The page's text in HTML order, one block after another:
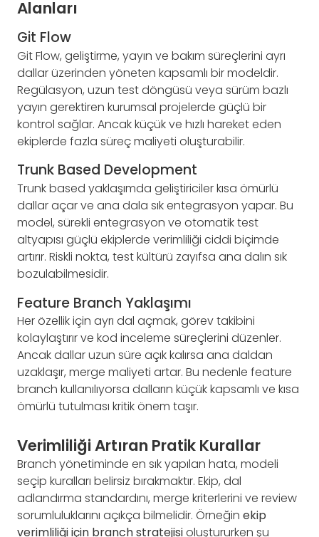
Alanları
Git Flow
Git Flow, geliştirme, yayın ve bakım süreçlerini ayrı
dallar üzerinden yöneten kapsamlı bir modeldir.
Regülasyon, uzun test döngüsü veya sürüm bazlı
yayın gerektiren kurumsal projelerde güçlü bir
kontrol sağlar. Ancak küçük ve hızlı hareket eden
ekiplerde fazla süreç maliyeti oluşturabilir.
Trunk Based Development
Trunk based yaklaşımda geliştiriciler kısa ömürlü
dallar açar ve ana dala sık entegrasyon yapar. Bu
model, sürekli entegrasyon ve otomatik test
altyapısı güçlü ekiplerde verimliliği ciddi biçimde
artırır. Riskli nokta, test kültürü zayıfsa ana dalın sık
bozulabilmesidir.
Feature Branch Yaklaşımı
Her özellik için ayrı dal açmak, görev takibini
kolaylaştırır ve kod inceleme süreçlerini düzenler.
Ancak dallar uzun süre açık kalırsa ana daldan
uzaklaşır, merge maliyeti artar. Bu nedenle feature
branch kullanılıyorsa dalların küçük kapsamlı ve kısa
ömürlü tutulması kritik önem taşır.
Verimliliği Artıran Pratik Kurallar
Branch yönetiminde en sık yapılan hata, modeli
seçip kuralları belirsiz bırakmaktır. Ekip, dal
adlandırma standardını, merge kriterlerini ve review
sorumluluklarını açıkça bilmelidir. Örneğin ekip
verimliliği için branch stratejisioluştururken şu